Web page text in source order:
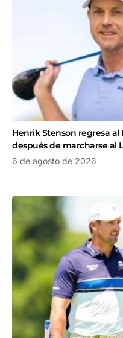
Henrik Stenson regresa al
después de marcharse al
6 de agosto de 2026